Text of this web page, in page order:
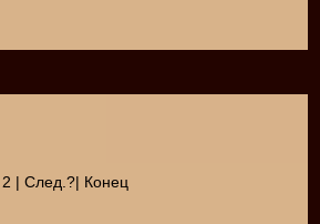
2 | След.?| Конец